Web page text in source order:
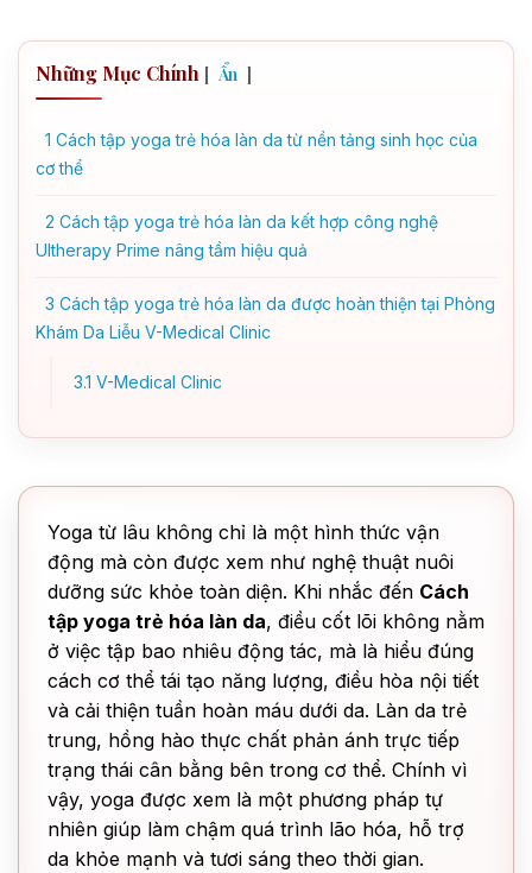
Những Mục Chính [ Ẩn ]
1 Cách tập yoga trẻ hóa làn da từ nền tảng sinh học của
cơ thể
2 Cách tập yoga trẻ hóa làn da kết hợp công nghệ
Ultherapy Prime nâng tầm hiệu quả
3 Cách tập yoga trẻ hóa làn da được hoàn thiện tại Phòng
Khám Da Liễu V-Medical Clinic
3.1 V-Medical Clinic
Yoga từ lâu không chỉ là một hình thức vận
động mà còn được xem như nghệ thuật nuôi
dưỡng sức khỏe toàn diện. Khi nhắc đến Cách
tập yoga trẻ hóa làn da, điều cốt lõi không nằm
ở việc tập bao nhiêu động tác, mà là hiểu đúng
cách cơ thể tái tạo năng lượng, điều hòa nội tiết
và cải thiện tuần hoàn máu dưới da. Làn da trẻ
trung, hồng hào thực chất phản ánh trực tiếp
trạng thái cân bằng bên trong cơ thể. Chính vì
vậy, yoga được xem là một phương pháp tự
nhiên giúp làm chậm quá trình lão hóa, hỗ trợ
da khỏe mạnh và tươi sáng theo thời gian.